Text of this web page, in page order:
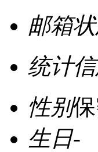
邮箱
统计
性别
生日-